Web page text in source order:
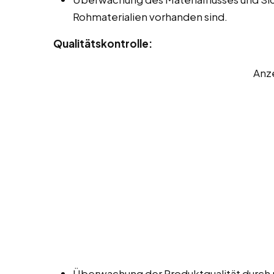
Rohmaterialien vorhanden sind.
Qualitätskontrolle: